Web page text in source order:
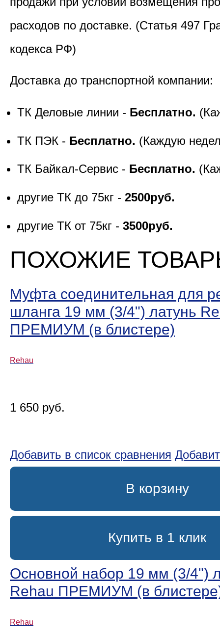
расходов по доставке. (Статья 497
кодекса РФ)
Доставка до транспортной компании:
ТК Деловые линии - Бесплатно.
ТК ПЭК - Бесплатно. (Каждую
ТК Байкал-Сервис - Бесплатно.
другие ТК до 75кг - 2500руб.
другие ТК от 75кг - 3500руб.
ПОХОЖИЕ
Муфта соединительная для
шланга 19 мм (3/4ʺ) латунь
ПРЕМИУМ (в блистере)
Rehau
1 650 руб.
Добавить в список сравнения
В корзину
Купить в 1 клик
Основной набор 19 мм (3/4ʺ)
Rehau ПРЕМИУМ (в
Rehau